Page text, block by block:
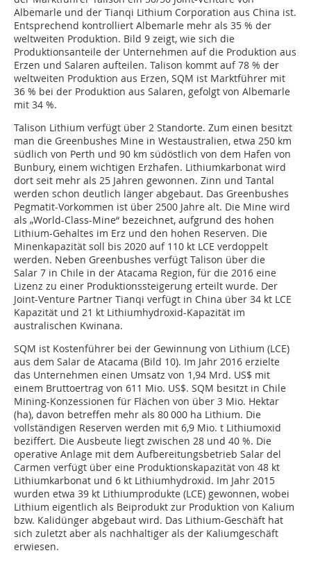
Albemarle und der Tianqi Lithium Corporation aus China ist.
Entsprechend kontrolliert Albemarle mehr als 35 % der
weltweiten Produktion. Bild 9 zeigt, wie sich die
Produktionsanteile der Unternehmen auf die Produktion aus
Erzen und Salaren aufteilen. Talison kommt auf 78 % der
weltweiten Produktion aus Erzen, SQM ist Marktführer mit
36 % bei der Produktion aus Salaren, gefolgt von Albemarle
mit 34 %.
Talison Lithium verfügt über 2 Standorte. Zum einen besitzt
man die Greenbushes Mine in Westaustralien, etwa 250 km
südlich von Perth und 90 km südöstlich von dem Hafen von
Bunbury, einem wichtigen Erzhafen. Lithiumkarbonat wird
dort seit mehr als 25 Jahren gewonnen. Zinn und Tantal
werden schon deutlich länger abgebaut. Das Greenbushes
Pegmatit-Vorkommen ist über 2500 Jahre alt. Die Mine wird
als „World-Class-Mine“ bezeichnet, aufgrund des hohen
Lithium-Gehaltes im Erz und den hohen Reserven. Die
Minenkapazität soll bis 2020 auf 110 kt LCE verdoppelt
werden. Neben Greenbushes verfügt Talison über die
Salar 7 in Chile in der Atacama Region, für die 2016 eine
Lizenz zu einer Produktionssteigerung erteilt wurde. Der
Joint-Venture Partner Tianqi verfügt in China über 34 kt LCE
Kapazität und 21 kt Lithiumhydroxid-Kapazität im
australischen Kwinana.
SQM ist Kostenführer bei der Gewinnung von ­Lithium (LCE)
aus dem Salar de Atacama (Bild 10). Im Jahr 2016 erzielte
das Unternehmen einen Umsatz von 1,94 Mrd. US$ mit
einem Bruttoertrag von 611 Mio. US$. SQM besitzt in Chile
Mining-Konzessionen für Flächen von über 3 Mio. Hektar
(ha), davon betreffen mehr als 80 000 ha Lithium. Die
vollständigen Reserven werden mit 6,9 Mio. t Lithiumoxid
beziffert. Die Ausbeute liegt zwischen 28 und 40 %. Die
operative Anlage mit dem Aufbereitungsbetrieb Salar del
Carmen verfügt über eine Produktionskapazität von 48 kt
Lithiumkarbonat und 6 kt Lithium­hydroxid. Im Jahr 2015
wurden etwa 39 kt Lithiumprodukte (LCE) gewonnen, wobei
Lithium eigentlich als Beiprodukt zur Produktion von Kalium
bzw. Kalidünger abgebaut wird. Das Lithium-Geschäft hat
sich zuletzt aber als nachhaltiger als der Kaliumgeschäft
erwiesen.